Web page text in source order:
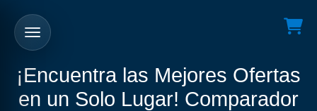
¡Encuentra las Mejores Ofertas
en un Solo Lugar! Comparador